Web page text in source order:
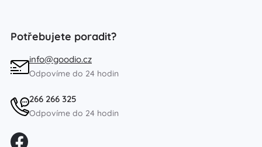
Potřebujete poradit?
info@goodio.cz
Odpovíme do 24 hodin
266 266 325
Odpovíme do 24 hodin